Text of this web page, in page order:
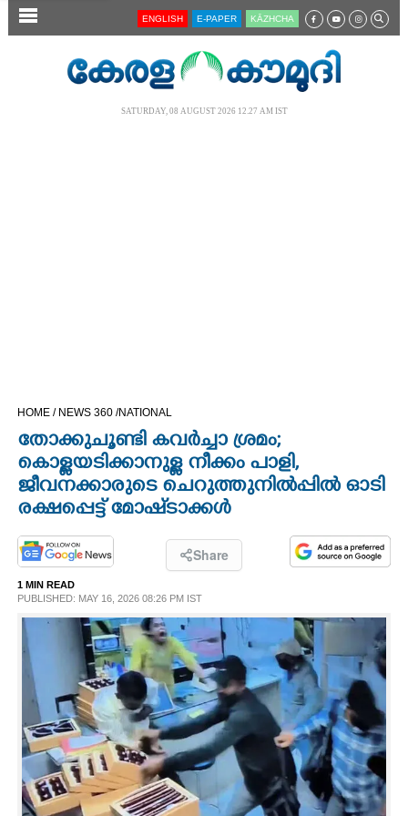
SECTIONS
OPINION
LIFESTYLE
SPIRITUAL
INFO+
ART
ASTRO
ENGLISH E-PAPER KĀZHCHA
SATURDAY, 08 AUGUST 2026 12.27 AM IST
HOME / NEWS 360 /NATIONAL
തോക്കുചൂണ്ടി കവർച്ചാ ശ്രമം;
കൊള്ളയടിക്കാനുള്ള നീക്കം പാളി,​
ജീവനക്കാരുടെ ചെറുത്തുനിൽപ്പിൽ ഓടി
രക്ഷപ്പെട്ട് മോഷ്‌ടാക്കൾ
Share
1 MIN READ
PUBLISHED: MAY 16, 2026 08:26 PM IST